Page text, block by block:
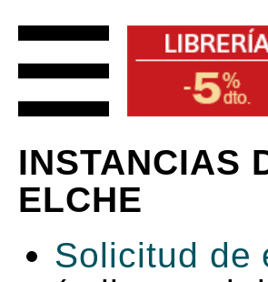
INSTANCIAS
ELCHE
Solicitud de